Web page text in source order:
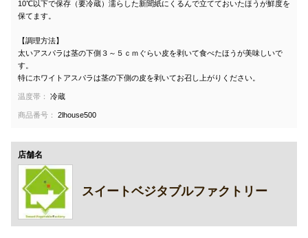
10℃以下で保存（要冷蔵）濡らした新聞紙にくるんで立てておいたほうが鮮度を
保てます。
【調理方法】
太いアスパラは茎の下側３～５ｃｍぐらい皮を剥いて食べたほうが美味しいで
す。
特にホワイトアスパラは茎の下側の皮を剥いてお召し上がりください。
温度帯： 冷蔵
商品番号： 2lhouse500
店舗名
スイートベジタブルファクトリー